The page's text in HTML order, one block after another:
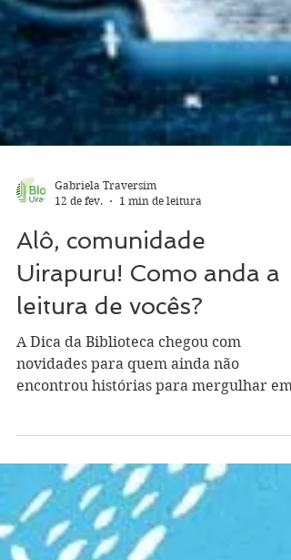
Gabriela Traversim
12 de fev.
Uirapuru! Como anda a
leitura de vocês?
encontrou histórias para mergulhar em
fevereiro. Para estrear o nosso quadro
indicações literárias, começaremos com
uma dobradinha espacial. Da série, “O